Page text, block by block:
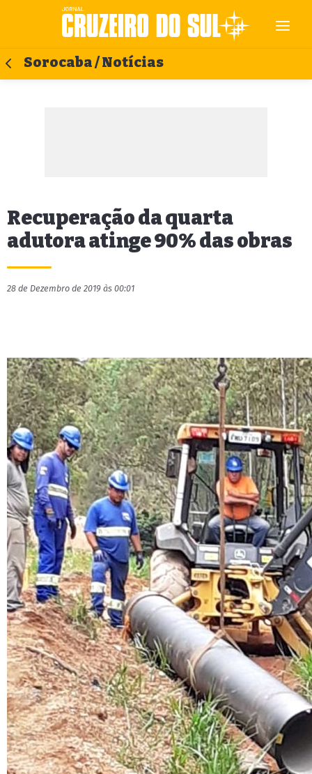
Sorocaba / Notícias
Recuperação da quarta
adutora atinge 90% das obras
28 de Dezembro de 2019 às 00:01